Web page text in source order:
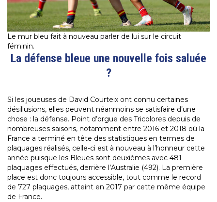
Le mur bleu fait à nouveau parler de lui sur le circuit
féminin.
La défense bleue une nouvelle fois saluée
?
Si les joueuses de David Courteix ont connu certaines
désillusions, elles peuvent néanmoins se satisfaire d’une
chose : la défense. Point d’orgue des Tricolores depuis de
nombreuses saisons, notamment entre 2016 et 2018 où la
France a terminé en tête des statistiques en termes de
plaquages réalisés, celle-ci est à nouveau à l’honneur cette
année puisque les Bleues sont deuxièmes avec 481
plaquages effectués, derrière l’Australie (492). La première
place est donc toujours accessible, tout comme le record
de 727 plaquages, atteint en 2017 par cette même équipe
de France.